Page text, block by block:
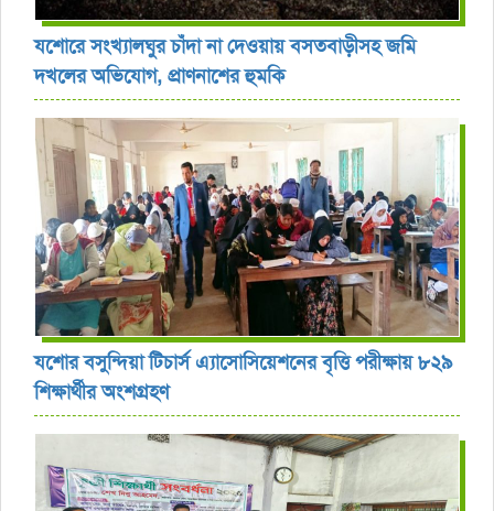
যশোরে সংখ্যালঘুর চাঁদা না দেওয়ায় বসতবাড়ীসহ জমি
দখলের অভিযোগ, প্রাণনাশের হুমকি
যশোর বসুন্দিয়া টিচার্স এ্যাসোসিয়েশনের বৃত্তি পরীক্ষায় ৮২৯
শিক্ষার্থীর অংশগ্রহণ